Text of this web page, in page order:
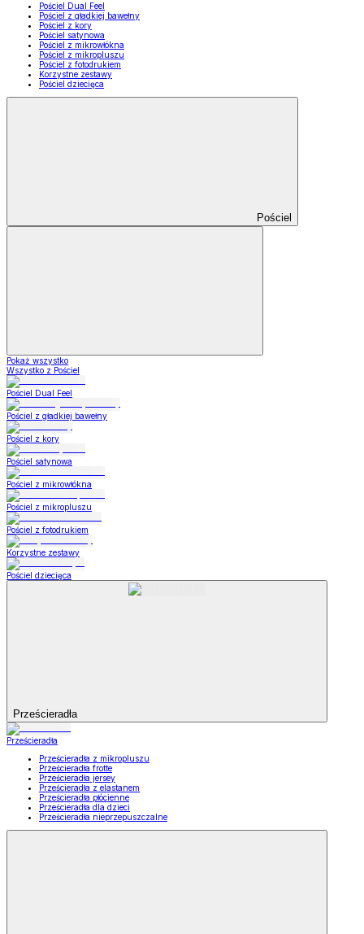
Pościel Dual Feel
Pościel z gładkiej bawełny
Pościel z kory
Pościel satynowa
Pościel z mikrowłókna
Pościel z mikropluszu
Pościel z fotodrukiem
Korzystne zestawy
Pościel dziecięca
Pościel
Pokaż wszystko
Wszystko z Pościel
Pościel Dual Feel
Pościel z gładkiej bawełny
Pościel z kory
Pościel satynowa
Pościel z mikrowłókna
Pościel z mikropluszu
Pościel z fotodrukiem
Korzystne zestawy
Pościel dziecięca
Prześcieradła
Prześcieradła
Prześcieradła z mikropluszu
Prześcieradła frotte
Prześcieradła jersey
Prześcieradła z elastanem
Prześcieradła płócienne
Prześcieradła dla dzieci
Prześcieradła nieprzepuszczalne